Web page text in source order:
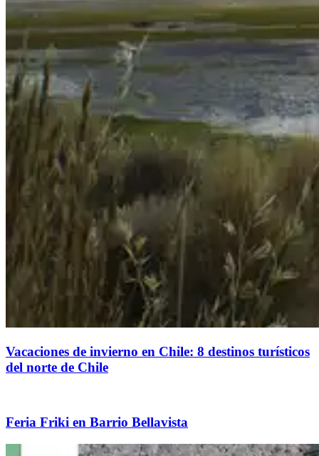
Vacaciones de invierno en Chile: 8 destinos turísticos
del norte de Chile
Feria Friki en Barrio Bellavista